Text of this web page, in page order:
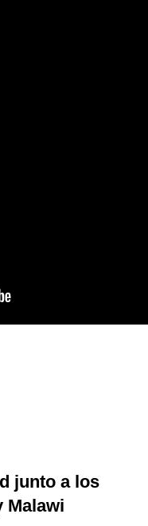
junto a los
Malawi